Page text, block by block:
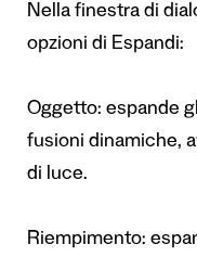
Nella finestra di
opzioni di Espandi:
Oggetto: espande
fusioni dinamiche,
di luce.
Riempimento: